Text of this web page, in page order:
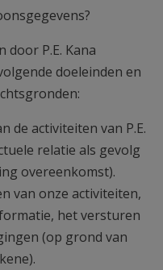
P.E. Kana
doeleinden en
de activiteiten van P.E.
relatie als gevolg
overeenkomst).
van onze activiteiten,
het versturen
(op grond van